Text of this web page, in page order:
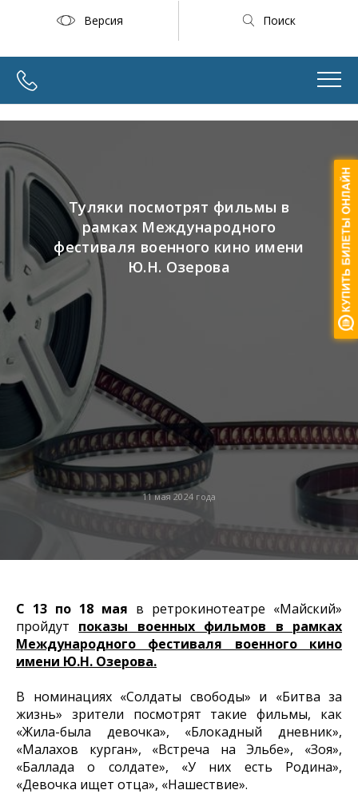
Версия Поиск
11 мая 2024 года
Туляки посмотрят фильмы в
рамках Международного
фестиваля военного кино имени
Ю.Н. Озерова
С 13 по 18 мая в ретрокинотеатре «Майский»
пройдут показы военных фильмов в рамках
Международного фестиваля военного кино
имени Ю.Н. Озерова.
В номинациях «Солдаты свободы» и «Битва за
жизнь» зрители посмотрят такие фильмы, как
«Жила-была девочка», «Блокадный дневник»,
«Малахов курган», «Встреча на Эльбе», «Зоя»,
«Баллада о солдате», «У них есть Родина»,
«Девочка ищет отца», «Нашествие».